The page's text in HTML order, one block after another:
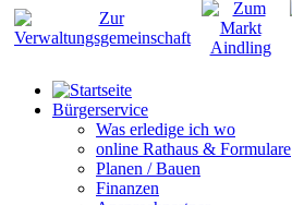
Bürgerservice
Was erledige ich wo
online Rathaus & Formulare
Planen / Bauen
Finanzen